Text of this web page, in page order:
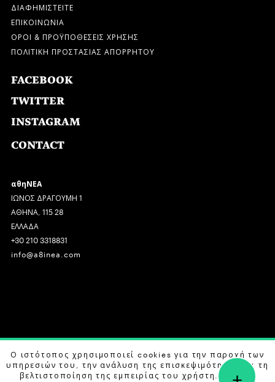
ΔΙΑΦΗΜΙΣΤΕΙΤΕ
ΕΠΙΚΟΙΝΩΝΙΑ
ΟΡΟΙ & ΠΡΟΫΠΟΘΕΣΕΙΣ ΧΡΗΣΗΣ
ΠΟΛΙΤΙΚΗ ΠΡΟΣΤΑΣΙΑΣ ΑΠΟΡΡΗΤΟΥ
FACEBOOK
TWITTER
INSTAGRAM
CONTACT
αθηΝΕΑ
ΙΩΝΟΣ ΔΡΑΓΟΥΜΗ 1
ΑΘΗΝΑ, 115 28
ΕΛΛΑΔΑ
+30 210 3318831
info@a8inea.com
COPYRIGHT © 2026 αθηΝΕΑ, ALL RIGHTS RESERVED.
DESIGN BY G DESIGN STUDIO. DEVELOPED BYB LABS
Ο ιστότοπος χρησιμοποιεί cookies για την παροχή των
υπηρεσιών του, την ανάλυση της επισκεψιμότητας και τη
βελτιστοποίηση της εμπειρίας του χρήστη. Μάθετε